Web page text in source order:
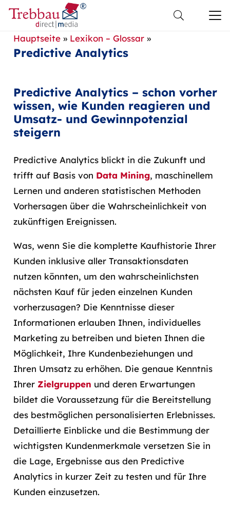
Hauptseite» Lexikon – Glossar»
Predictive Analytics
Predictive Analytics – schon vorher
wissen, wie Kunden reagieren und
Umsatz- und Gewinnpotenzial
steigern
Predictive Analytics blickt in die Zukunft und
trifft auf Basis von Data Mining, maschinellem
Lernen und anderen statistischen Methoden
Vorhersagen über die Wahrscheinlichkeit von
zukünftigen Ereignissen.
Was, wenn Sie die komplette Kaufhistorie Ihrer
Kunden inklusive aller Transaktionsdaten
nutzen könnten, um den wahrscheinlichsten
nächsten Kauf für jeden einzelnen Kunden
vorherzusagen? Die Kenntnisse dieser
Informationen erlauben Ihnen, individuelles
Marketing zu betreiben und bieten Ihnen die
Möglichkeit, Ihre Kundenbeziehungen und
Ihren Umsatz zu erhöhen. Die genaue Kenntnis
Ihrer Zielgruppen und deren Erwartungen
bildet die Voraussetzung für die Bereitstellung
des bestmöglichen personalisierten Erlebnisses.
Detaillierte Einblicke und die Bestimmung der
wichtigsten Kundenmerkmale versetzen Sie in
die Lage, Ergebnisse aus den Predictive
Analytics in kurzer Zeit zu testen und für Ihre
Kunden einzusetzen.